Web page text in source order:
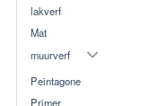
lakverf
Mat
muurverf
Peintagone
Primer